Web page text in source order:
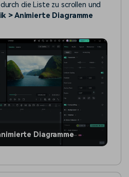
die Liste zu scrollen und
> Animierte Diagramme
Diagramme